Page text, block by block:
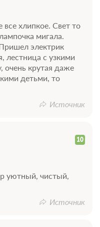
хлипкое. Свет то
мигала.
электрик
лестница с узкими
очень крутая даже
детьми, то
Источник
10
уютный, чистый,
Источник